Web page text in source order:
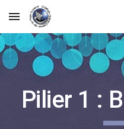
Skip to main content
Pilier 1 :